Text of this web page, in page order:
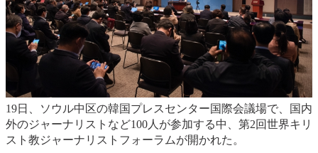
19日、ソウル中区の韓国プレスセンター国際会議場で、国内
外のジャーナリストなど100人が参加する中、第2回世界キリ
スト教ジャーナリストフォーラムが開かれた。